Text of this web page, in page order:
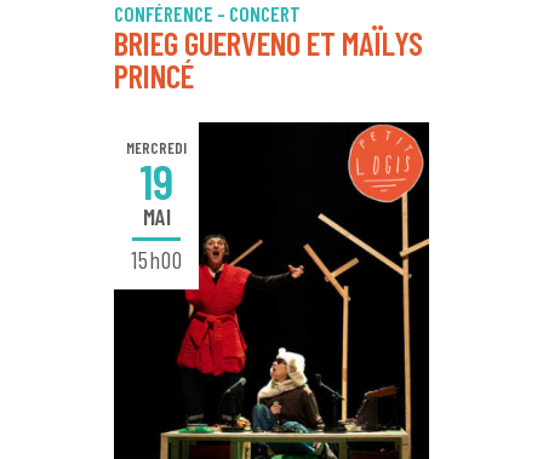
CONFÉRENCE - CONCERT
BRIEG GUERVENO ET MAÏLYS
PRINCÉ
MERCREDI
19
MAI
15h00